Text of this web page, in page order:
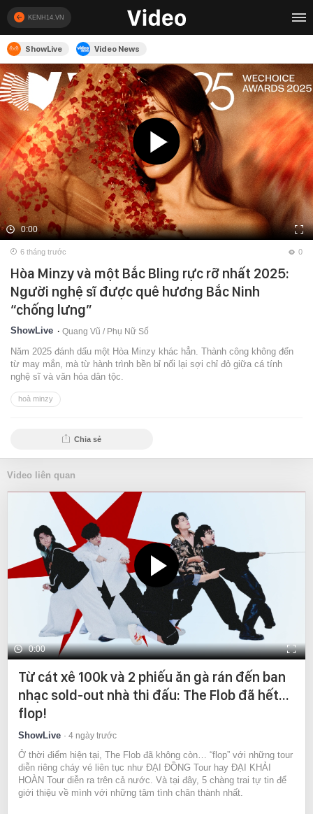
KENH14.VN
ShowLive Video News
0:00
6 tháng trước 0
Hòa Minzy và một Bắc Bling rực rỡ nhất 2025:
Người nghệ sĩ được quê hương Bắc Ninh
“chống lưng”
ShowLive Quang Vũ / Phụ Nữ Số
Năm 2025 đánh dấu một Hòa Minzy khác hẳn. Thành công không đến
từ may mắn, mà từ hành trình bền bỉ nối lại sợi chỉ đỏ giữa cá tính
nghệ sĩ và văn hóa dân tộc.
hoà minzy
Chia sẻ
Video liên quan
0:00
Từ cát xê 100k và 2 phiếu ăn gà rán đến ban
nhạc sold-out nhà thi đấu: The Flob đã hết…
flop!
ShowLive 4 ngày trước
Ở thời điểm hiện tại, The Flob đã không còn… “flop” với những tour
diễn riêng cháy vé liên tục như ĐẠI ĐỒNG Tour hay ĐẠI KHẢI
HOÀN Tour diễn ra trên cả nước. Và tại đây, 5 chàng trai tự tin để
giới thiệu về mình với những tâm tình chân thành nhất.